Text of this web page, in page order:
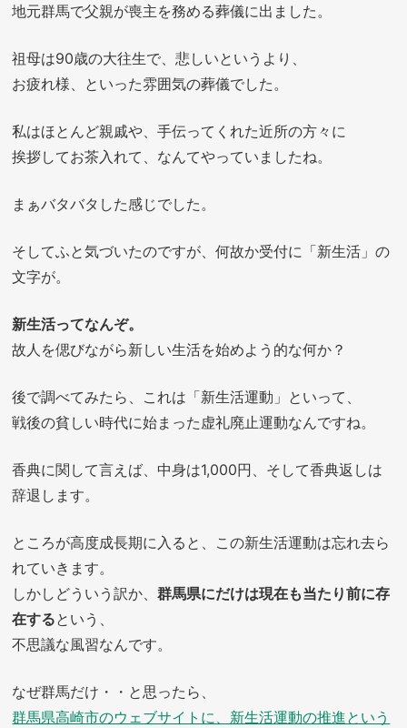
地元群馬で父親が喪主を務める葬儀に出ました。
祖母は90歳の大往生で、悲しいというより、
お疲れ様、といった雰囲気の葬儀でした。
私はほとんど親戚や、手伝ってくれた近所の方々に
挨拶してお茶入れて、なんてやっていましたね。
まぁバタバタした感じでした。
そしてふと気づいたのですが、何故か受付に「新生活」の
文字が。
新生活ってなんぞ。
故人を偲びながら新しい生活を始めよう的な何か？
後で調べてみたら、これは「新生活運動」といって、
戦後の貧しい時代に始まった虚礼廃止運動なんですね。
香典に関して言えば、中身は1,000円、そして香典返しは
辞退します。
ところが高度成長期に入ると、この新生活運動は忘れ去ら
れていきます。
しかしどういう訳か、群馬県にだけは現在も当たり前に存
在するという、
不思議な風習なんです。
なぜ群馬だけ・・と思ったら、
群馬県高崎市のウェブサイトに、新生活運動の推進という